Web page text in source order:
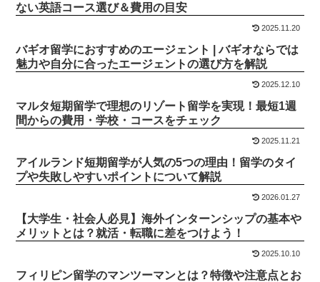
ない英語コース選び＆費用の目安
2025.11.20
バギオ留学におすすめのエージェント | バギオならでは
魅力や自分に合ったエージェントの選び方を解説
2025.12.10
マルタ短期留学で理想のリゾート留学を実現！最短1週
間からの費用・学校・コースをチェック
2025.11.21
アイルランド短期留学が人気の5つの理由！留学のタイ
プや失敗しやすいポイントについて解説
2026.01.27
【大学生・社会人必見】海外インターンシップの基本や
メリットとは？就活・転職に差をつけよう！
2025.10.10
フィリピン留学のマンツーマンとは？特徴や注意点とお